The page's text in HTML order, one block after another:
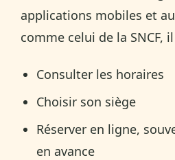
applications mobiles et
comme celui de la SNCF,
Consulter les horaires
Choisir son siège
Réserver en ligne,
en avance